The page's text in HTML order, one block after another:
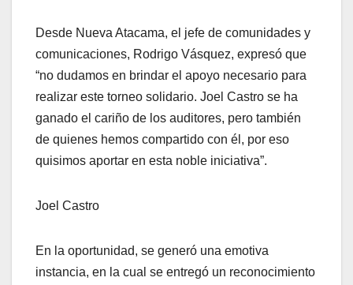
Desde Nueva Atacama, el jefe de comunidades y
comunicaciones, Rodrigo Vásquez, expresó que
“no dudamos en brindar el apoyo necesario para
realizar este torneo solidario. Joel Castro se ha
ganado el cariño de los auditores, pero también
de quienes hemos compartido con él, por eso
quisimos aportar en esta noble iniciativa”.
Joel Castro
En la oportunidad, se generó una emotiva
instancia, en la cual se entregó un reconocimiento